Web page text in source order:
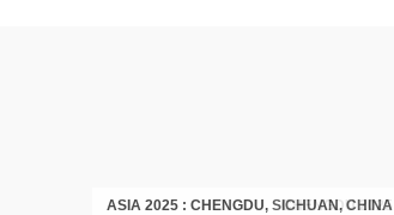
ASIA 2025 : CHENGDU, SICHUAN, CHINA
CHENGDU 2025